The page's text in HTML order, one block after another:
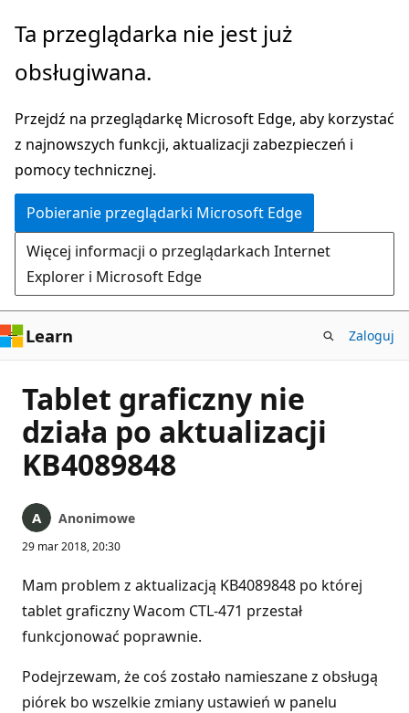
Przejdź
głównej
Ta przeglądarka nie jest już
obsługiwana.
Przejdź na przeglądarkę Microsoft Edge, aby korzystać
z najnowszych funkcji, aktualizacji zabezpieczeń i
pomocy technicznej.
Pobieranie przeglądarki Microsoft Edge
Więcej informacji o przeglądarkach Internet
Explorer i Microsoft Edge
Learn Zaloguj
Tablet graficzny nie
działa po aktualizacji
KB4089848
Anonimowe
29 mar 2018, 20:30
Mam problem z aktualizacją KB4089848 po której
tablet graficzny Wacom CTL-471 przestał
funkcjonować poprawnie.
Podejrzewam, że coś zostało namieszane z obsługą
piórek bo wszelkie zmiany ustawień w panelu